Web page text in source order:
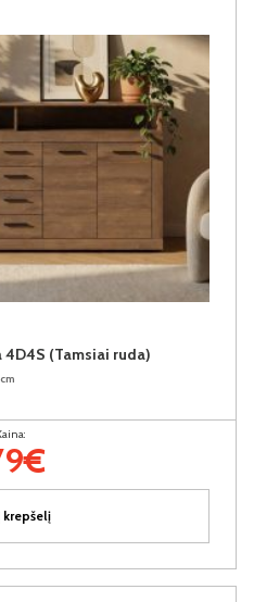
(Tamsiai ruda)
krepšelį